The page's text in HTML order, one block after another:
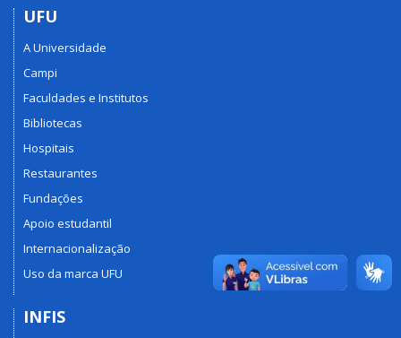
UFU
A Universidade
Campi
Faculdades e Institutos
Bibliotecas
Hospitais
Restaurantes
Fundações
Apoio estudantil
Internacionalização
Uso da marca UFU
INFIS